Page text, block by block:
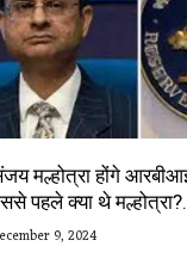
मल्होत्रा होंगे
पहले क्या थे
9, 2024